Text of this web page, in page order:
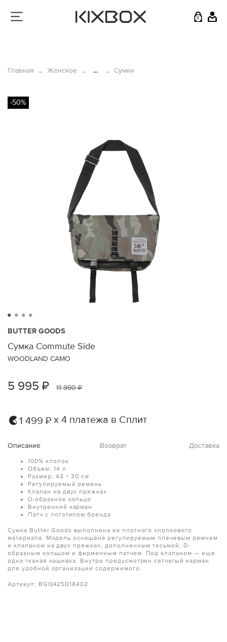
0
Главная Женское ... Сумки
-50%
BUTTER GOODS
Сумка Commute Side
WOODLAND CAMO
5 995 ₽ 11 990 ₽
1 499 ₽ х 4 платежа в Сплит
Описание Возврат Доставка
100% хлопок
Объем: 14 л
Размер: 43 × 30 см
Регулируемый ремень
Клапан на двух пряжках
D-образное кольцо
Внутренний карман
Патч с логотипом бренда
Сумка Butter Goods выполнена из плотного хлопкового
материала. Модель оснащена регулируемым плечевым ремнем
и клапаном на двух пряжках, дополненным тесьмой, D-
образным кольцом и фирменным патчем. Под клапаном — еще
одна тканая нашивка. Внутри предусмотрен сетчатый карман
для удобной организации содержимого.
Артикул: BGQ425D18402